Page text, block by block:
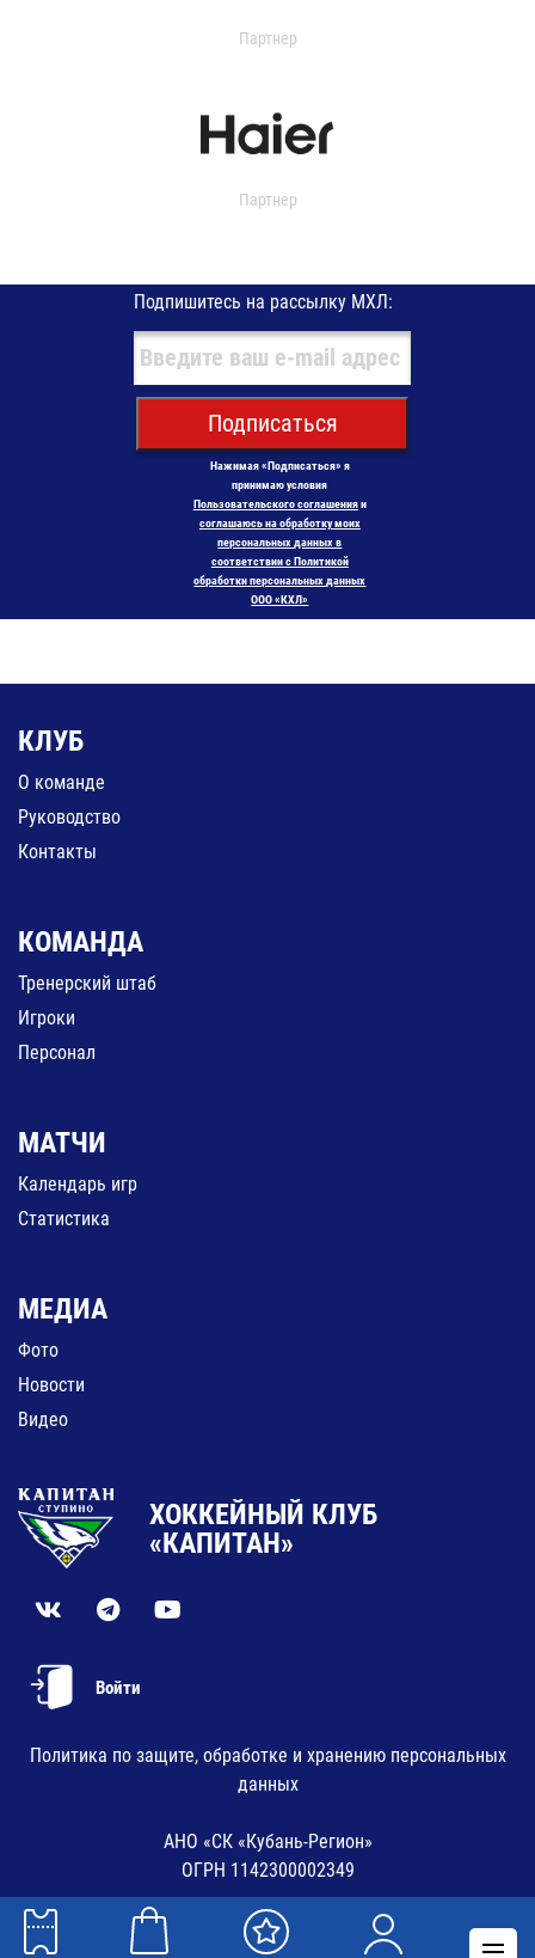
Партнер
Партнер
Подпишитесь на рассылку МХЛ:
Подписаться
Нажимая «Подписаться» я
принимаю условия
Пользовательского соглашенияи
соглашаюсь на обработку моих
персональных данных в
соответствии с Политикой
обработки персональных данных
ООО «КХЛ»
КЛУБ
О команде
Руководство
Контакты
КОМАНДА
Тренерский штаб
Игроки
Персонал
МАТЧИ
Календарь игр
Статистика
МЕДИА
Фото
Новости
Видео
ХОККЕЙНЫЙ КЛУБ
«КАПИТАН»
Войти
Политика по защите, обработке и хранению персональных
данных
АНО «СК «Кубань-Регион»
ОГРН 1142300002349